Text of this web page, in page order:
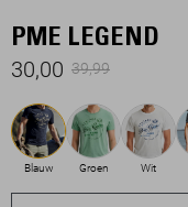
PME LEGEND
30,00 39,99
Blauw Groen Wit